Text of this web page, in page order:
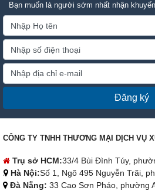
Bạn muốn là người sớm nhất nhận
Đăng ký
CÔNG TY TNHH THƯƠNG MẠI DỊCH VỤ
Trụ sở HCM:33/4 Bùi Đình Túy,
Hà Nội:Số 1, Ngõ 495 Nguyễn Trãi,
Đà Nẵng: 33 Cao Sơn Pháo, phường